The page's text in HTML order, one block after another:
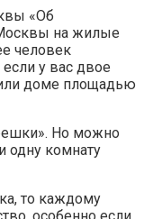
«Об
на жилые
человек
у вас двое
или доме площадью
Но можно
одну комнату
то каждому
особенно если